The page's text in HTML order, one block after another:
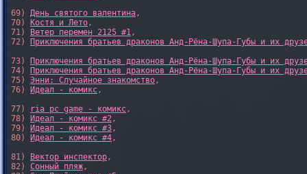
69) День святого валентина,
70)
Костя и Лето,
71)
Ветер перемен 2125 #1,
72)
Приключения братьев драконов Анд-Рёна-Шупа-Губы и их
73)
Приключения братьев драконов Анд-Рёна-Шупа-Губы и их
74)
Приключения братьев драконов Анд-Рёна-Шупа-Губы и их
75) Энни: Случайное знакомство,
76)
Идеал - комикс,
77)
ria pc game - комикс,
78)
Идеал - комикс #2,
79)
Идеал - комикс #3,
80)
Идеал - комикс #4,
81)
Вектор инспектор,
82) Сонный пляж,